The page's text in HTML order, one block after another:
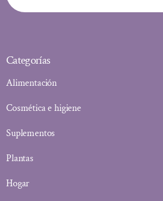
Categorías
Alimentación
Cosmética e higiene
Suplementos
Plantas
Hogar